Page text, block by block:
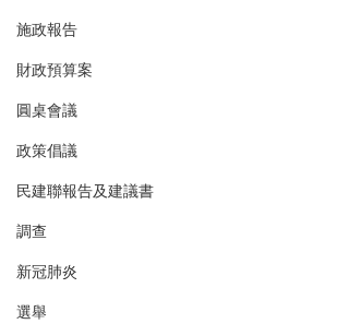
施政報告
財政預算案
圓桌會議
政策倡議
民建聯報告及建議書
調查
新冠肺炎
選舉